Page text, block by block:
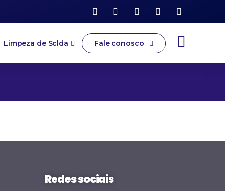
Limpeza de Solda Fale conosco
Redes sociais